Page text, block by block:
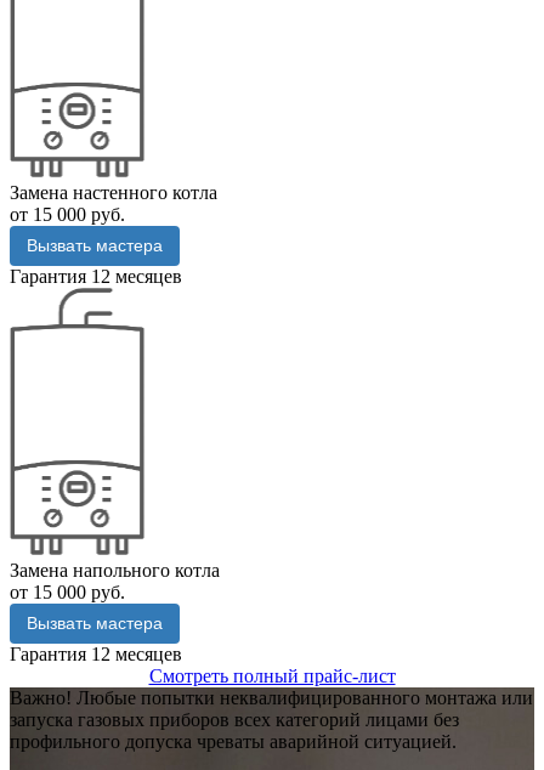
Замена настенного котла
от 15 000 руб.
Вызвать мастера
Гарантия 12 месяцев
Замена напольного котла
от 15 000 руб.
Вызвать мастера
Гарантия 12 месяцев
Смотреть полный прайс-лист
Важно! Любые попытки неквалифицированного монтажа или
запуска газовых приборов всех категорий лицами без
профильного допуска чреваты аварийной ситуацией.